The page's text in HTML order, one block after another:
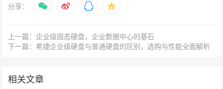
分享：
上一篇：企业级固态硬盘，企业数据中心的基石
下一篇：希捷企业级硬盘与普通硬盘的区别，选购与性能全面解析
相关文章